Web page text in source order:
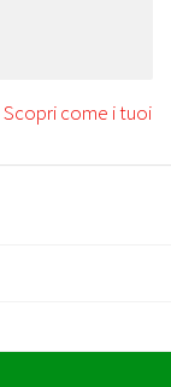
Scopri come i tuoi